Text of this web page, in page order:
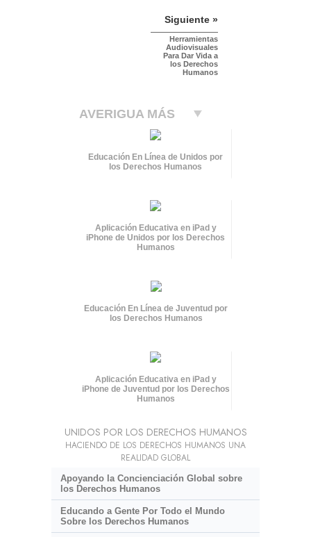
Siguiente »
Herramientas
Audiovisuales
Para Dar Vida a
los Derechos
Humanos
AVERIGUA MÁS
Educación En Línea de Unidos por
los Derechos Humanos
Aplicación Educativa en iPad y
iPhone de Unidos por los Derechos
Humanos
Educación En Línea de Juventud por
los Derechos Humanos
Aplicación Educativa en iPad y
iPhone de Juventud por los Derechos
Humanos
UNIDOS POR LOS DERECHOS HUMANOS
HACIENDO DE LOS DERECHOS HUMANOS UNA
REALIDAD GLOBAL
Apoyando la Concienciación Global sobre
los Derechos Humanos
Educando a Gente Por Todo el Mundo
Sobre los Derechos Humanos